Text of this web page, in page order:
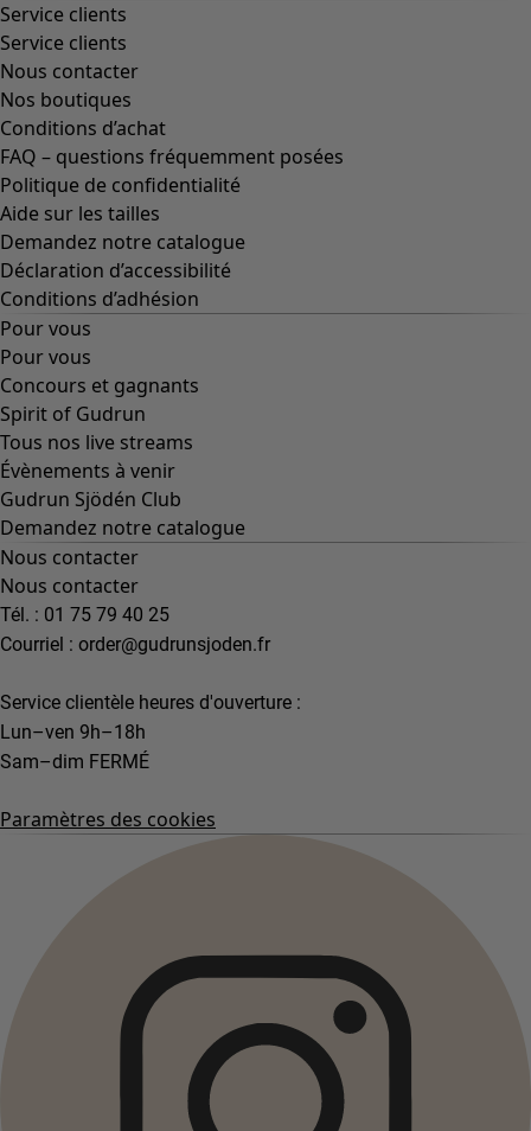
Service clients
Service clients
Nous contacter
Nos boutiques
Conditions d’achat
FAQ – questions fréquemment posées
Politique de confidentialité
Aide sur les tailles
Demandez notre catalogue
Déclaration d’accessibilité
Conditions d’adhésion
Pour vous
Pour vous
Concours et gagnants
Spirit of Gudrun
Tous nos live streams
Évènements à venir
Gudrun Sjödén Club
Demandez notre catalogue
Nous contacter
Nous contacter
Tél. : 01 75 79 40 25
Courriel : order@gudrunsjoden.fr
Service clientèle heures d'ouverture :
Lun–ven 9h–18h
Sam–dim FERMÉ
Paramètres des cookies